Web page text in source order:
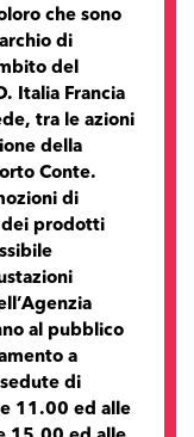
che sono
di
del
Italia Francia
tra le azioni
della
Conte.
di
dei prodotti
al pubblico
a
di
11.00 ed alle